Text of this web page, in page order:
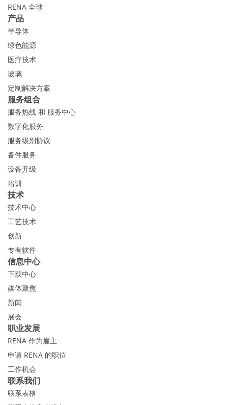
RENA 全球
产品
半导体
绿色能源
医疗技术
玻璃
定制解决方案
服务组合
服务热线 和 服务中心
数字化服务
服务级别协议
备件服务
设备升级
培训
技术
技术中心
工艺技术
创新
专有软件
信息中心
下载中心
媒体聚焦
新闻
展会
职业发展
RENA 作为雇主
申请 RENA 的职位
工作机会
联系我们
联系表格